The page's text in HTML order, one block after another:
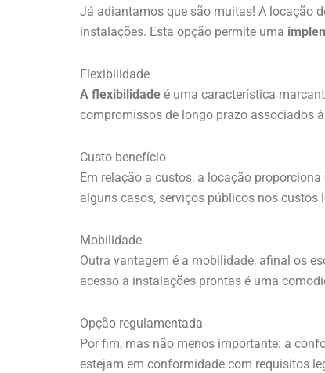
Já adiantamos que são muitas! A locação
instalações. Esta opção permite uma
Flexibilidade
A flexibilidade é uma característica
compromissos de longo prazo associados
Custo-benefício
Em relação a custos, a locação proporciona
alguns casos, serviços públicos nos custos
Mobilidade
Outra vantagem é a mobilidade, afinal os
acesso a instalações prontas é uma
Opção regulamentada
Por fim, mas não menos importante: a
estejam em conformidade com requisitos